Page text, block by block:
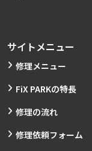
サイトメニュー
修理メニュー
FiX PARKの特長
修理の流れ
修理依頼フォーム